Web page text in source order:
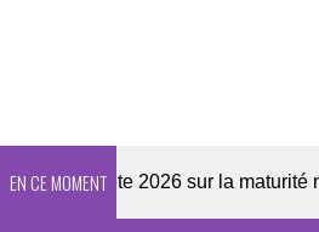
EN CE MOMENT
Enquête 2026 sur la maturité